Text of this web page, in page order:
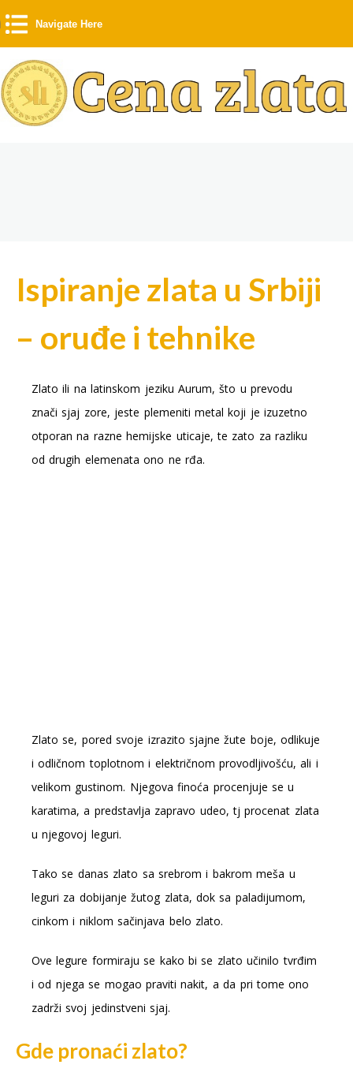
Navigate Here
Ispiranje zlata u Srbiji
– oruđe i tehnike
Zlato ili na latinskom jeziku Aurum, što u prevodu
znači sjaj zore, jeste plemeniti metal koji je izuzetno
otporan na razne hemijske uticaje, te zato za razliku
od drugih elemenata ono ne rđa.
Zlato se, pored svoje izrazito sjajne žute boje, odlikuje
i odličnom toplotnom i električnom provodljivošću, ali i
velikom gustinom. Njegova finoća procenjuje se u
karatima, a predstavlja zapravo udeo, tj procenat zlata
u njegovoj leguri.
Tako se danas zlato sa srebrom i bakrom meša u
leguri za dobijanje žutog zlata, dok sa paladijumom,
cinkom i niklom sačinjava belo zlato.
Ove legure formiraju se kako bi se zlato učinilo tvrđim
i od njega se mogao praviti nakit, a da pri tome ono
zadrži svoj jedinstveni sjaj.
Gde pronaći zlato?